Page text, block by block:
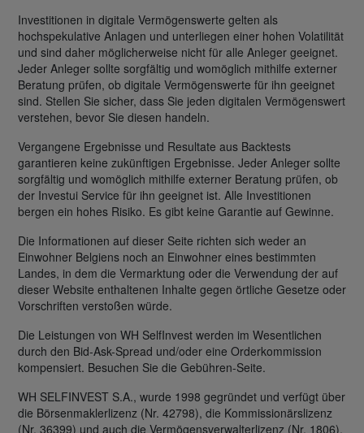
Investitionen in digitale Vermögenswerte gelten als
hochspekulative Anlagen und unterliegen einer hohen Volatilität
und sind daher möglicherweise nicht für alle Anleger geeignet.
Jeder Anleger sollte sorgfältig und womöglich mithilfe externer
Beratung prüfen, ob digitale Vermögenswerte für ihn geeignet
sind. Stellen Sie sicher, dass Sie jeden digitalen Vermögenswert
verstehen, bevor Sie diesen handeln.
Vergangene Ergebnisse und Resultate aus Backtests
garantieren keine zukünftigen Ergebnisse. Jeder Anleger sollte
sorgfältig und womöglich mithilfe externer Beratung prüfen, ob
der Investui Service für ihn geeignet ist. Alle Investitionen
bergen ein hohes Risiko. Es gibt keine Garantie auf Gewinne.
Die Informationen auf dieser Seite richten sich weder an
Einwohner Belgiens noch an Einwohner eines bestimmten
Landes, in dem die Vermarktung oder die Verwendung der auf
dieser Website enthaltenen Inhalte gegen örtliche Gesetze oder
Vorschriften verstoßen würde.
Die Leistungen von WH SelfInvest werden im Wesentlichen
durch den Bid-Ask-Spread und/oder eine Orderkommission
kompensiert. Besuchen Sie die Gebühren-Seite.
WH SELFINVEST S.A., wurde 1998 gegründet und verfügt über
die Börsenmaklerlizenz (Nr. 42798), die Kommissionärslizenz
(Nr. 36399) und auch die Vermögensverwalterlizenz (Nr. 1806),